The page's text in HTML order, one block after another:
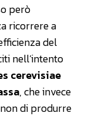
però
ricorrere a
del
nell’intento
cerevisiae
, che invece
di produrre